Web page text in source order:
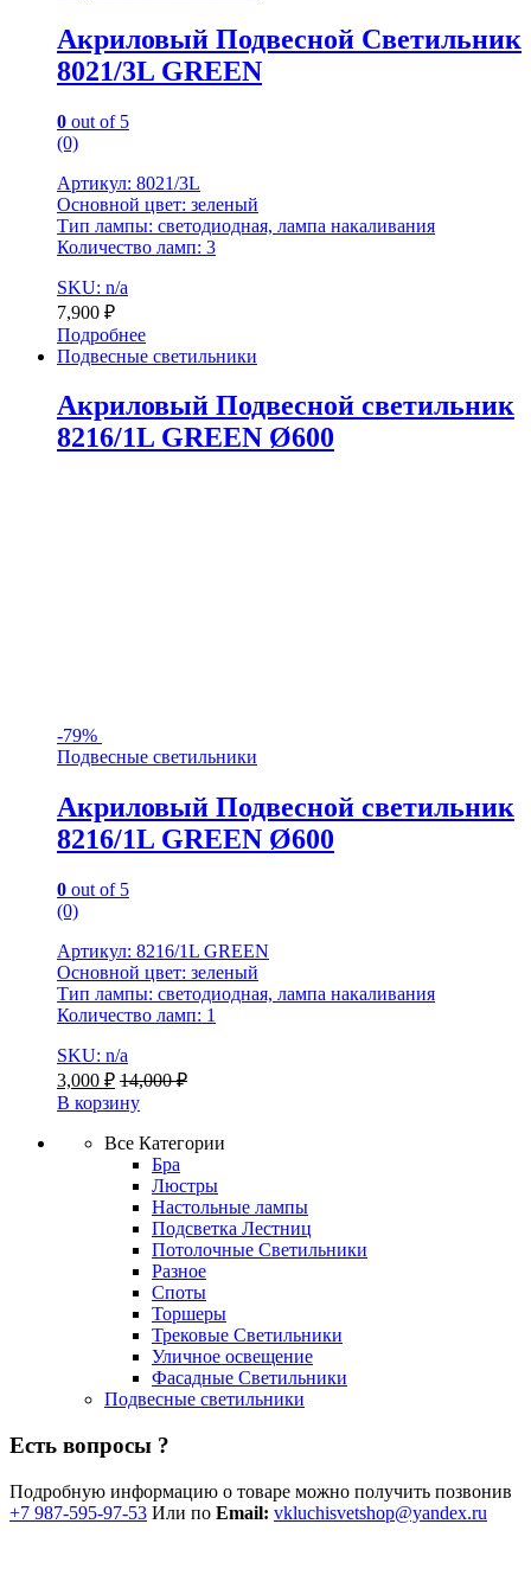
Акриловый Подвесной Светильник
8021/3L GREEN
0 out of 5
(0)
Артикул: 8021/3L
Основной цвет: зеленый
Тип лампы: светодиодная, лампа накаливания
Количество ламп: 3
SKU: n/a
7,900 ₽
Подробнее
Подвесные светильники
Акриловый Подвесной светильник
8216/1L GREEN Ø600
-79%
Подвесные светильники
Акриловый Подвесной светильник
8216/1L GREEN Ø600
0 out of 5
(0)
Артикул: 8216/1L GREEN
Основной цвет: зеленый
Тип лампы: светодиодная, лампа накаливания
Количество ламп: 1
SKU: n/a
3,000 ₽ 14,000₽
В корзину
Все Категории
Бра
Люстры
Настольные лампы
Подсветка Лестниц
Потолочные Светильники
Разное
Споты
Торшеры
Трековые Светильники
Уличное освещение
Фасадные Светильники
Подвесные светильники
Есть вопросы ?
Подробную информацию о товаре можно получить позвонив
+7 987-595-97-53 Или по Email: vkluchisvetshop@yandex.ru